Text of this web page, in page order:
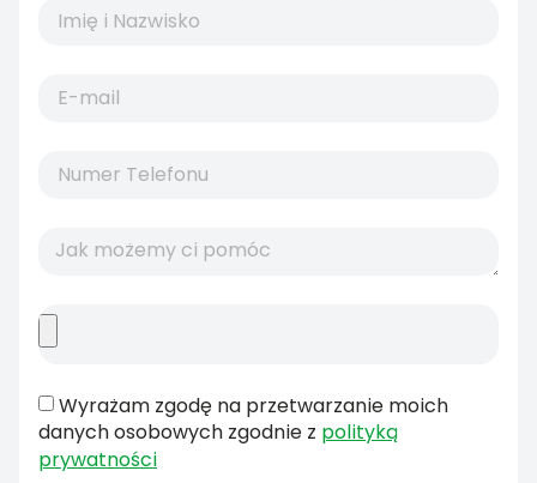
Wyrażam zgodę na przetwarzanie moich
danych osobowych zgodnie z polityką
prywatności